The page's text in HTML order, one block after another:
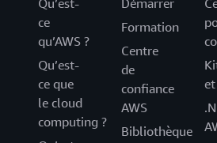
Qu’est-
ce
qu’AWS ?
Qu’est-
ce que
le cloud
computing ?
Démarrer
Formation
Centre
de
confiance
AWS
Bibliothèque